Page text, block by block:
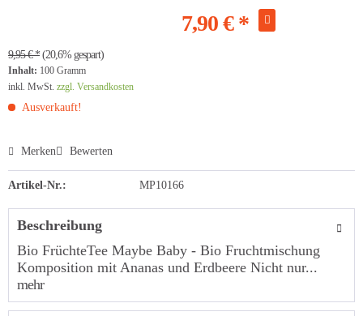
7,90 € *
9,95 € * (20,6% gespart)
Inhalt: 100 Gramm
inkl. MwSt. zzgl. Versandkosten
Ausverkauft!
Merken Bewerten
Artikel-Nr.: MP10166
Beschreibung
Bio FrüchteTee Maybe Baby - Bio Fruchtmischung
Komposition mit Ananas und Erdbeere Nicht nur...
mehr